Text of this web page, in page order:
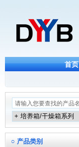
首页
○ 产品类别